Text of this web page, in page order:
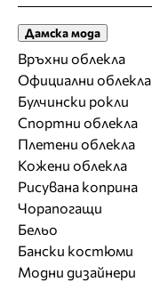
Дамска мода
Връхни облекла
Официални облекла
Булчински рокли
Спортни облекла
Плетени облекла
Кожени облекла
Рисувана коприна
Чорапогащи
Бельо
Бански костюми
Модни дизайнери